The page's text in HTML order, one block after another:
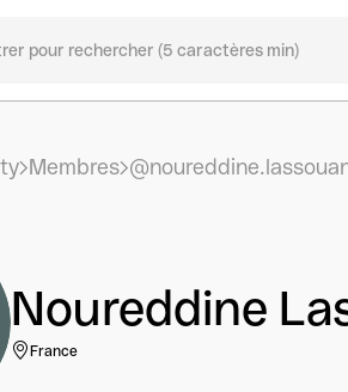
Membres
Noureddine
France